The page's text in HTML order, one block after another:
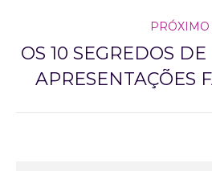
PRÓXIMO
Next
OS 10 SEGREDOS
APRESENTAÇÕES